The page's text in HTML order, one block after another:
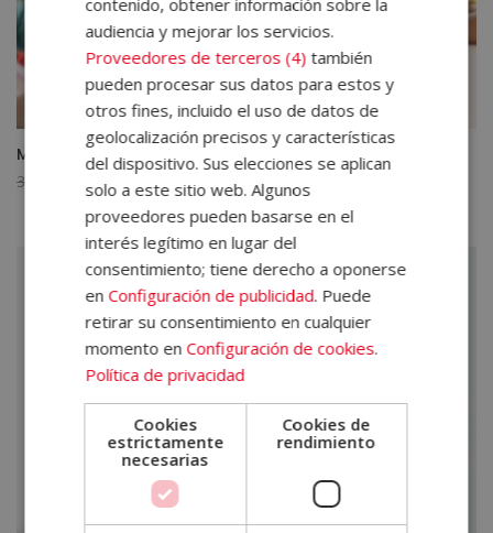
Máster en Coaching Educativo
3.560,00
era:
3.560,00€.
890,00
El
precio
actual
es:
890,00€.
contenido, obtener información sobre la
audiencia y mejorar los servicios.
Proveedores de terceros (4) también
pueden procesar sus datos para estos y
otros fines, incluido el uso de datos de
geolocalización precisos y características
del dispositivo. Sus elecciones se aplican
solo a este sitio web. Algunos
proveedores pueden basarse en el
interés legítimo en lugar del
consentimiento; tiene derecho a oponerse
enConfiguración de publicidad. Puede
retirar su consentimiento en cualquier
momento enConfiguración de cookies.
Política de privacidad
Cookies
estrictamente
necesarias
Cookies de
rendimiento